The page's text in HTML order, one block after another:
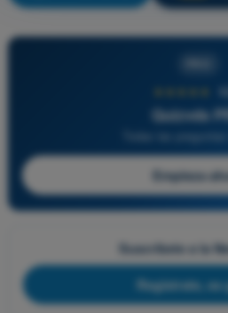
Quizvds
Empieza
Suscríbete a la
Regístrate, es